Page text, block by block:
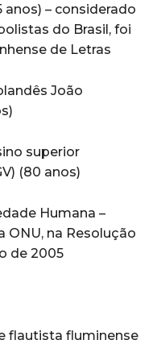
anos) – considerado
do Brasil, foi
de Letras
João
superior
(80 anos)
Humana –
na Resolução
de 2005
flautista fluminense